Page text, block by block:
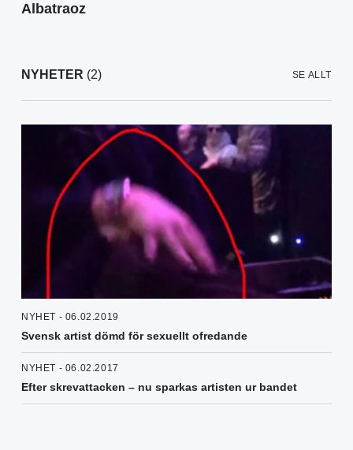
Albatraoz
NYHETER (2) SE ALLT
NYHET - 06.02.2019
Svensk artist dömd för sexuellt ofredande
NYHET - 06.02.2017
Efter skrevattacken – nu sparkas artisten ur bandet